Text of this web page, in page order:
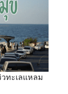
ทะเลแหลม